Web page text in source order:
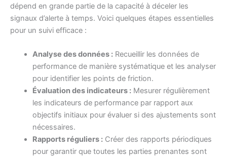
dépend en grande partie de la capacité à déceler les
signaux d’alerte à temps. Voici quelques étapes essentielles
pour un suivi efficace :
Analyse des données :Recueillir les données de
performance de manière systématique et les analyser
pour identifier les points de friction.
Évaluation des indicateurs :Mesurer régulièrement
les indicateurs de performance par rapport aux
objectifs initiaux pour évaluer si des ajustements sont
nécessaires.
Rapports réguliers :Créer des rapports périodiques
pour garantir que toutes les parties prenantes sont